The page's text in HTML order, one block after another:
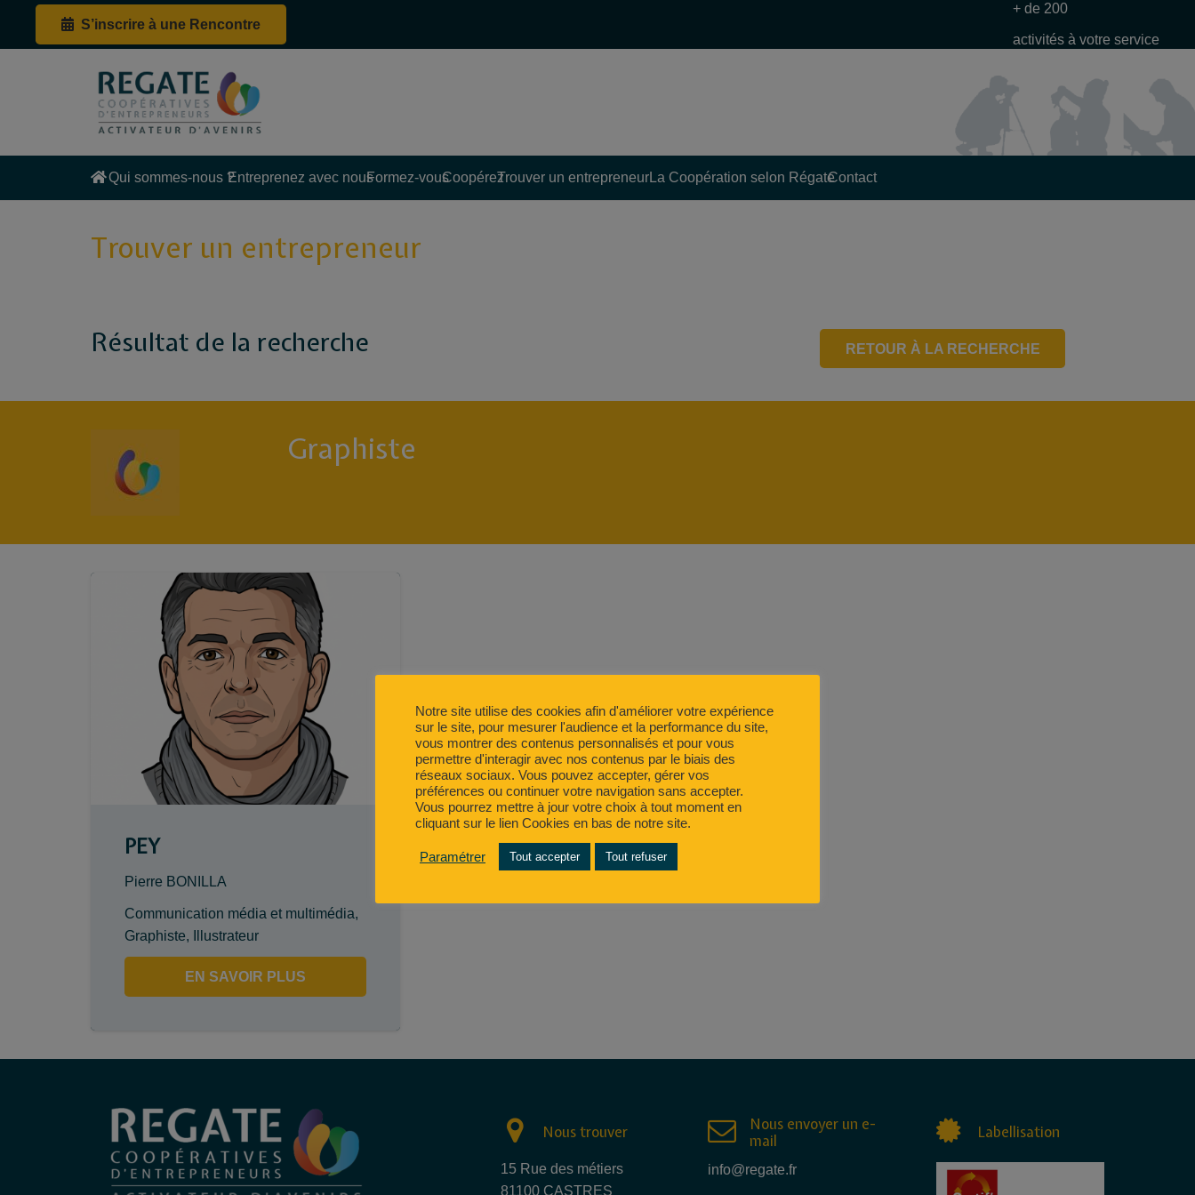
S’inscrire à une Rencontre
+ de 200
activités à votre service
Qui sommes-nous ?Entreprenez avec nousFormez-vousCoopérezTrouver un entrepreneurLa Coopération selon RégateContact
Trouver un entrepreneur
Résultat de la recherche RETOUR À LA RECHERCHE
Graphiste
PEY
Pierre BONILLA
Communication média et multimédia,
Graphiste, Illustrateur
EN SAVOIR PLUS
Nous trouver
15 Rue des métiers
81100 CASTRES
Nous envoyer un e-
mail
info@regate.fr
Labellisation
Notre site utilise des cookies afin d'améliorer votre expérience
sur le site, pour mesurer l'audience et la performance du site,
vous montrer des contenus personnalisés et pour vous
permettre d'interagir avec nos contenus par le biais des
réseaux sociaux. Vous pouvez accepter, gérer vos
préférences ou continuer votre navigation sans accepter.
Vous pourrez mettre à jour votre choix à tout moment en
cliquant sur le lien Cookies en bas de notre site.
Paramétrer Tout accepter Tout refuser